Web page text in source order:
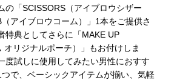
の「SCISSORS（アイブロウシザー
アイブロウコーム）」1本をご提供さ
特典としてさらに「MAKE UP
オリジナルポーチ）」もお付けしま
度試しに使用してみたい男性におすす
で、ベーシックアイテムが揃い、気軽